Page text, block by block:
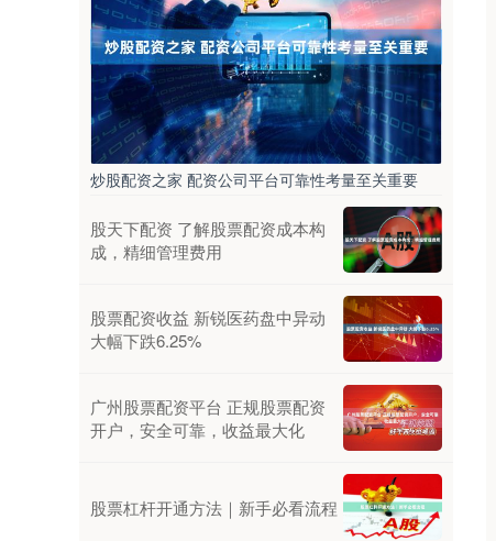
炒股配资之家 配资公司平台可靠性考量至关重要
股天下配资 了解股票配资成本构
成，精细管理费用
股票配资收益 新锐医药盘中异动
大幅下跌6.25%
广州股票配资平台 正规股票配资
开户，安全可靠，收益最大化
股票杠杆开通方法｜新手必看流程